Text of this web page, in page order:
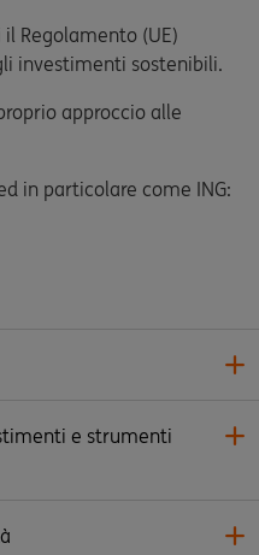
Regolamento (UE)
investimenti sostenibili.
approccio alle
in particolare come ING:
e strumenti